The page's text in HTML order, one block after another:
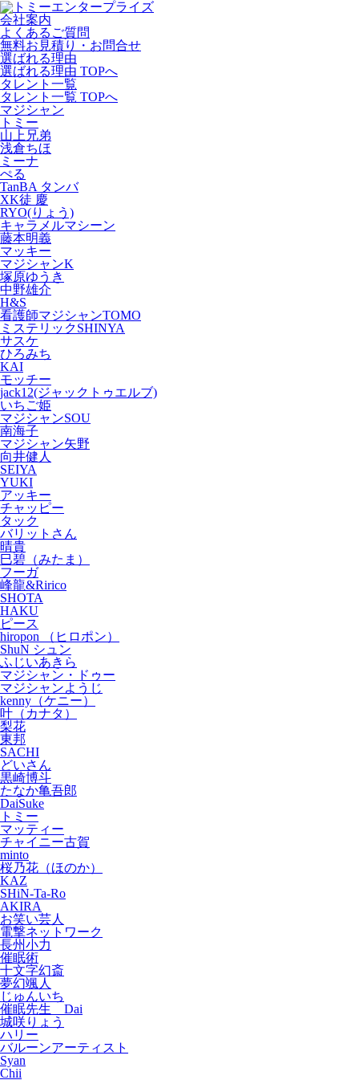
会社案内
よくあるご質問
無料お見積り・お問合せ
選ばれる理由
選ばれる理由 TOPへ
タレント一覧
タレント一覧 TOPへ
マジシャン
トミー
山上兄弟
浅倉ちほ
ミーナ
ぺる
TanBA タンバ
XK徒 慶
RYO(りょう)
キャラメルマシーン
藤本明義
マッキー
マジシャンK
塚原ゆうき
中野雄介
H&S
看護師マジシャンTOMO
ミステリックSHINYA
サスケ
ひろみち
KAI
モッチー
jack12(ジャックトゥエルブ)
いちご姫
マジシャンSOU
南海子
マジシャン矢野
向井健人
SEIYA
YUKI
アッキー
チャッピー
タック
バリットさん
晴貴
巳碧（みたま）
フーガ
峰龍&Ririco
SHOTA
HAKU
ピース
hiropon （ヒロポン）
ShuN シュン
ふじいあきら
マジシャン・ドゥー
マジシャンようじ
kenny（ケニー）
叶（カナタ）
梨花
東邦
SACHI
どいさん
黒崎博斗
たなか亀吾郎
DaiSuke
トミー
マッティー
チャイニー古賀
minto
桜乃花（ほのか）
KAZ
SHiN-Ta-Ro
AKIRA
お笑い芸人
電撃ネットワーク
長州小力
催眠術
十文字幻斎
夢幻颯人
じゅんいち
催眠先生 Dai
城咲りょう
ハリー
バルーンアーティスト
Syan
Chii